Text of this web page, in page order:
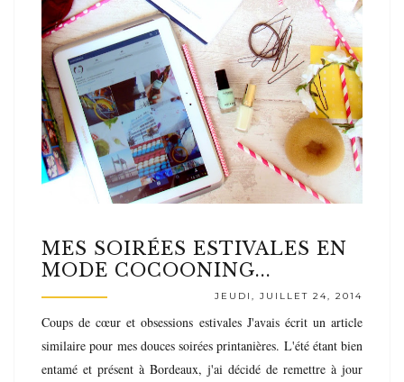
MES SOIRÉES ESTIVALES EN
MODE COCOONING...
JEUDI, JUILLET 24, 2014
Coups de cœur et obsessions estivales J'avais écrit un article
similaire pour mes douces soirées printanières. L'été étant bien
entamé et présent à Bordeaux, j'ai décidé de remettre à jour